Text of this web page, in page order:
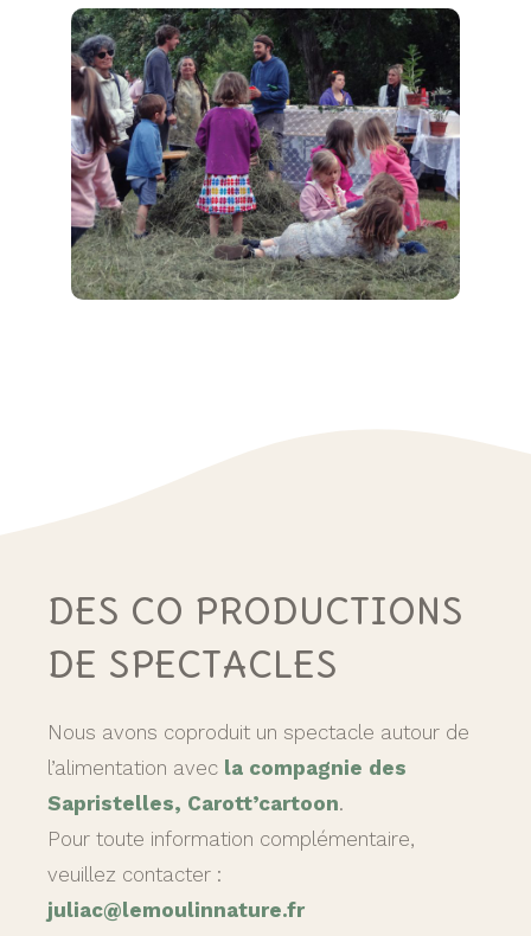
DES CO PRODUCTIONS
DE SPECTACLES
Nous avons coproduit un spectacle autour de
l’alimentation avec la compagnie des
Sapristelles, Carott’cartoon.
Pour toute information complémentaire,
veuillez contacter :
juliac@lemoulinnature.fr